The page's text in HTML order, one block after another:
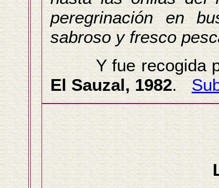
peregrinación en
sabroso y fresco
Y fue recogida
El Sauzal, 1982.